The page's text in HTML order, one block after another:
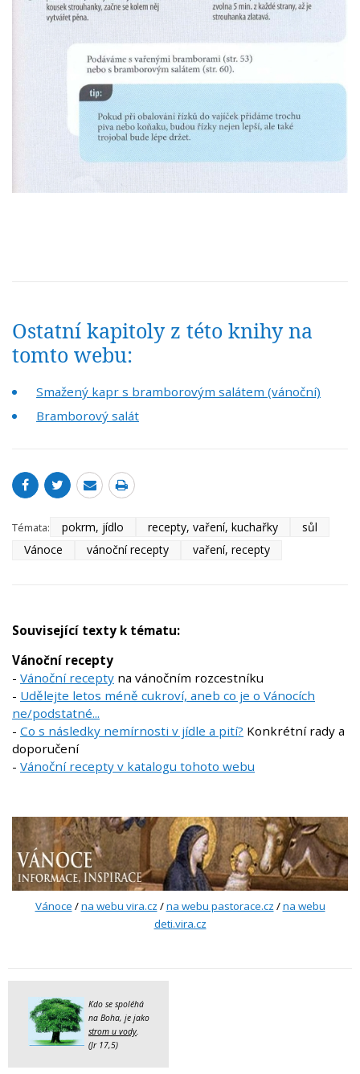
Ostatní kapitoly z této knihy na
tomto webu:
Smažený kapr s bramborovým salátem (vánoční)
Bramborový salát
Témata: pokrm, jídlo recepty, vaření, kuchařky
sůl
Vánoce
vánoční recepty vaření, recepty
Související texty k tématu:
Vánoční recepty
- Vánoční recepty na vánočním rozcestníku
- Udělejte letos méně cukroví, aneb co je o Vánocích
ne/podstatné...
- Co s následky nemírnosti v jídle a pití? Konkrétní rady a
doporučení
- Vánoční recepty v katalogu tohoto webu
Vánoce /na webu vira.cz /na webu pastorace.cz /na webu
deti.vira.cz
Kdo se spoléhá
na Boha, je jako
strom u vody.
(Jr 17,5)